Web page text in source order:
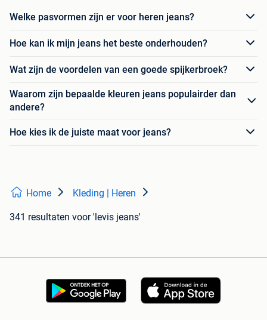
Welke pasvormen zijn er voor heren jeans?
Hoe kan ik mijn jeans het beste onderhouden?
Wat zijn de voordelen van een goede spijkerbroek?
Waarom zijn bepaalde kleuren jeans populairder dan
andere?
Hoe kies ik de juiste maat voor jeans?
Home Kleding | Heren
341 resultaten voor 'levis jeans'